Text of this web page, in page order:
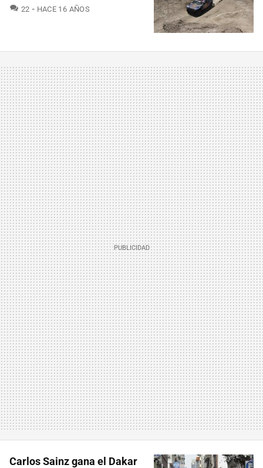
22 COMENTARIOS
HACE 16 AÑOS
Carlos Sainz gana el Dakar